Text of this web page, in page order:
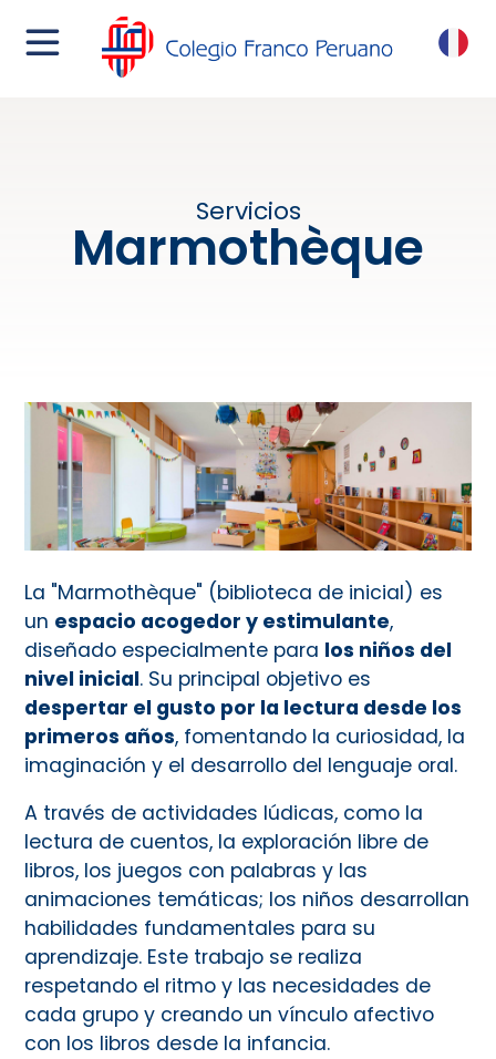
menu FR
Servicios
Marmothèque
La "Marmothèque" (biblioteca de inicial) es
un espacio acogedor y estimulante,
diseñado especialmente para los niños del
nivel inicial. Su principal objetivo es
despertar el gusto por la lectura desde los
primeros años, fomentando la curiosidad, la
imaginación y el desarrollo del lenguaje oral.
A través de actividades lúdicas, como la
lectura de cuentos, la exploración libre de
libros, los juegos con palabras y las
animaciones temáticas; los niños desarrollan
habilidades fundamentales para su
aprendizaje. Este trabajo se realiza
respetando el ritmo y las necesidades de
cada grupo y creando un vínculo afectivo
con los libros desde la infancia.